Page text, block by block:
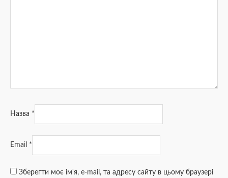
Назва *
Email *
Зберегти моє ім'я, e-mail, та адресу сайту в цьому браузері